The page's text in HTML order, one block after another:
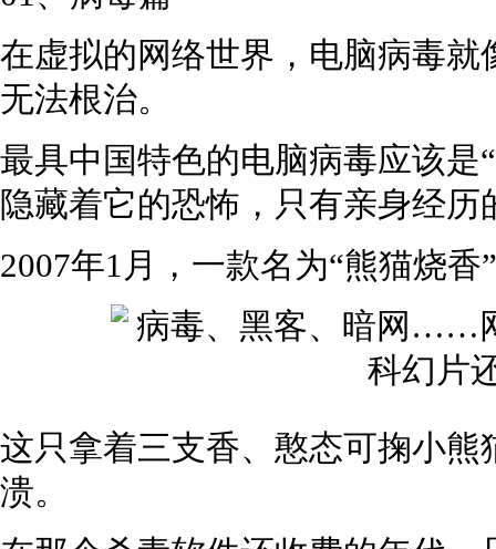
在虚拟的网络世界，电脑病毒
无法根治。
最具中国特色的电脑病毒应该是
隐藏着它的恐怖，只有亲身经
2007年1月，一款名为“熊猫烧
这只拿着三支香、憨态可掬小
溃。